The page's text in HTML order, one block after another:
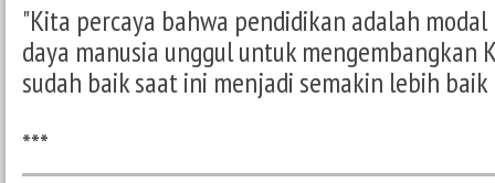
"Kita percaya bahwa pendidikan adalah
daya manusia unggul untuk mengembangkan
sudah baik saat ini menjadi semakin lebih baik
***